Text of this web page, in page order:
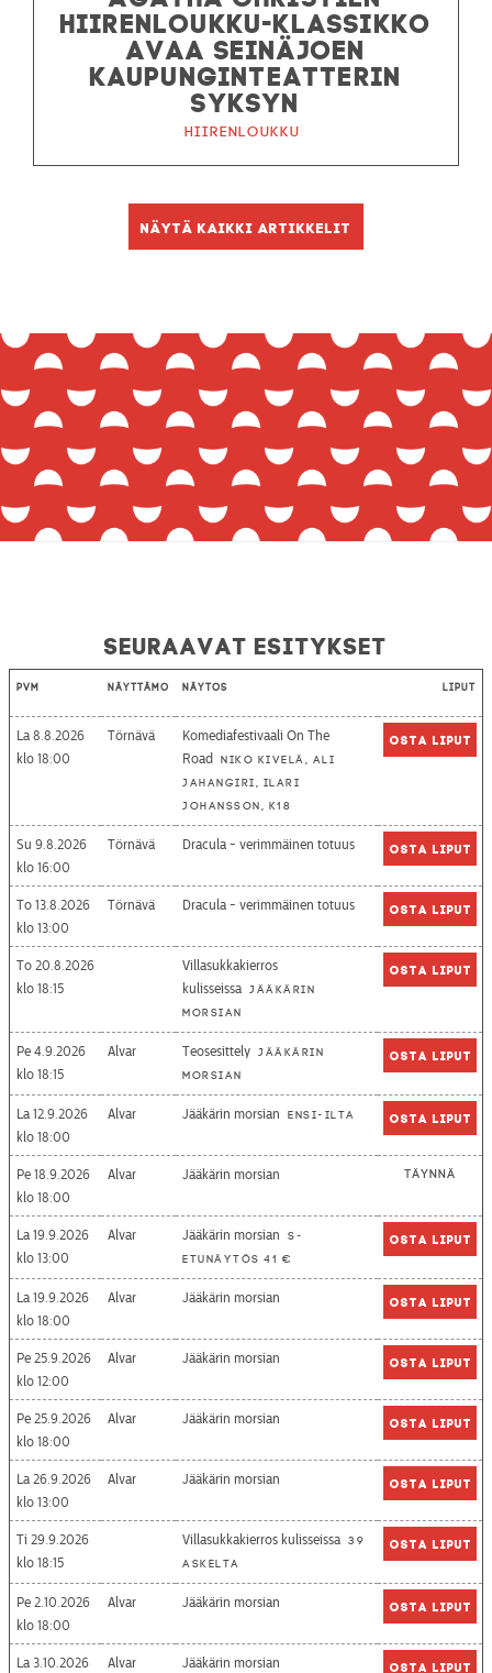
HIIRENLOUKKU-KLASSIKKO
AVAA SEINÄJOEN
KAUPUNGINTEATTERIN
SYKSYN
Hiirenloukku
Näytä kaikki artikkelit
Seuraavat esitykset
Pvm Näyttämö Näytös Liput
La 8.8.2026
18:00
Törnävä
Komediafestivaali On The
Road
Niko Kivelä, Ali
Jahangiri, Ilari
Johansson, K18
Osta liput
Su 9.8.2026
16:00
Törnävä Dracula - verimmäinen totuus Osta liput
To 13.8.2026
13:00
Törnävä Dracula - verimmäinen totuus Osta liput
To 20.8.2026
18:15
Villasukkakierros
kulisseissa Jääkärin
morsian
Osta liput
Pe 4.9.2026
18:15
Alvar Teosesittely Jääkärin
morsian
Osta liput
La 12.9.2026
18:00
Alvar Jääkärin morsian Ensi-ilta Osta liput
Pe 18.9.2026
18:00
Alvar Jääkärin morsian Täynnä
La 19.9.2026
13:00
Alvar Jääkärin morsian
S-
etunäytös 41 €
Osta liput
La 19.9.2026
18:00
Alvar Jääkärin morsian Osta liput
Pe 25.9.2026
12:00
Alvar Jääkärin morsian Osta liput
Pe 25.9.2026
18:00
Alvar Jääkärin morsian Osta liput
La 26.9.2026
13:00
Alvar Jääkärin morsian Osta liput
Ti 29.9.2026
18:15
Villasukkakierros kulisseissa 39
askelta
Osta liput
Pe 2.10.2026
18:00
Alvar Jääkärin morsian Osta liput
La 3.10.2026
Alvar Jääkärin morsian Osta liput